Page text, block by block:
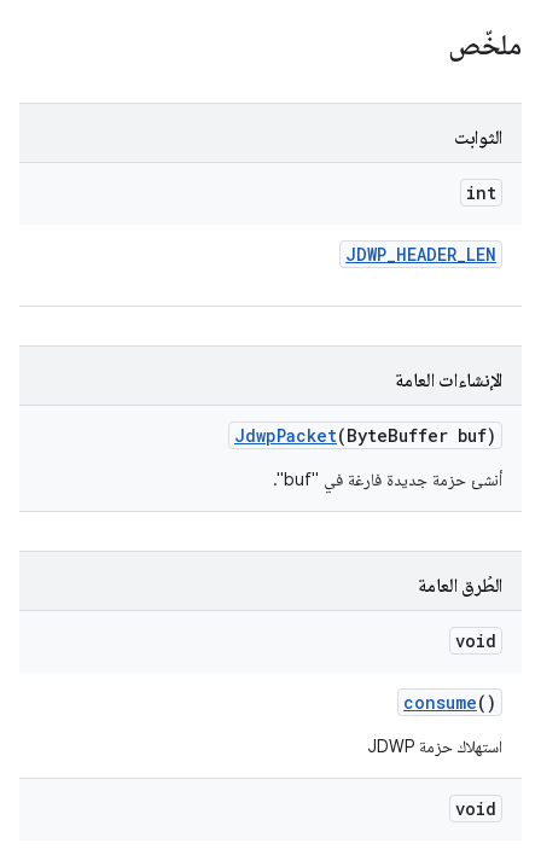
ملخّص
الثوابت
int
JDWP_HEADER_LEN
الإنشاءات العامة
JdwpPacket(ByteBuffer buf)
أنشئ حزمة جديدة فارغة في "buf".
الطُرق العامة
void
consume()
استهلاك حزمة JDWP
void